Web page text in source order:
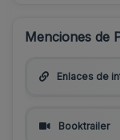
Menciones de
Enlaces de
Booktrailer